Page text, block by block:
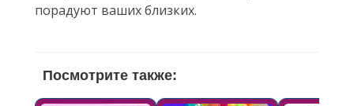
порадуют ваших близких.
Посмотрите также: